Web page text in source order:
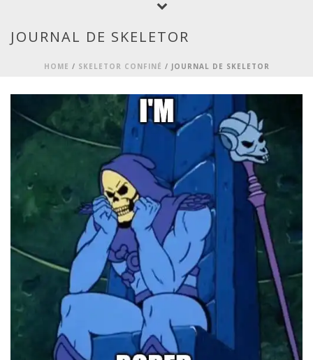
JOURNAL DE SKELETOR
HOME / SKELETOR CONFINÉ / JOURNAL DE SKELETOR